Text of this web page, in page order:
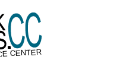
CENTER